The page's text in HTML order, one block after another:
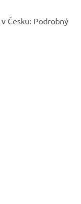
Česku: Podrobný